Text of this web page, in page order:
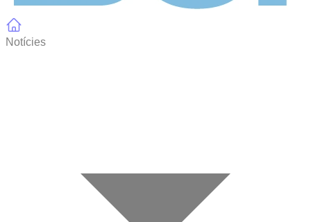
Notícies